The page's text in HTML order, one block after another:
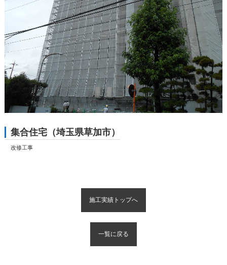
集合住宅（埼玉県草加市）
改修工事
施工実績トップへ
一覧に戻る